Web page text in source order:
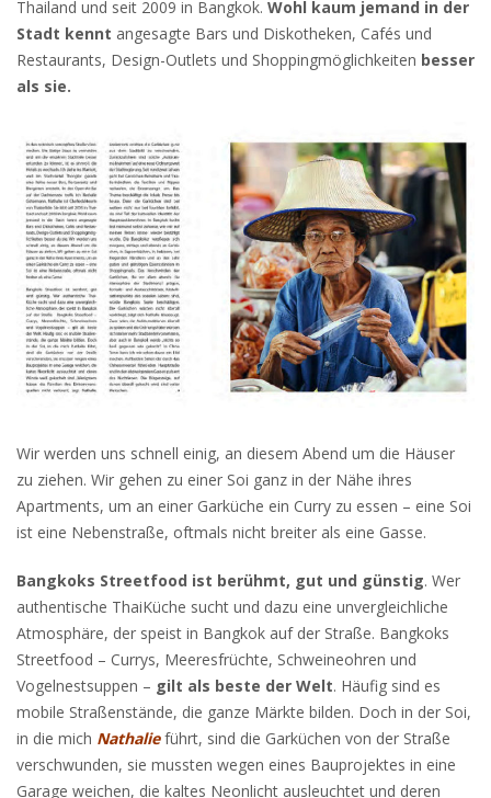
Thailand und seit 2009 in Bangkok. Wohl kaum jemand in der
Stadt kennt angesagte Bars und Diskotheken, Cafés und
Restaurants, Design-Outlets und Shoppingmöglichkeiten besser
als sie.
Wir werden uns schnell einig, an diesem Abend um die Häuser
zu ziehen. Wir gehen zu einer Soi ganz in der Nähe ihres
Apartments, um an einer Garküche ein Curry zu essen – eine Soi
ist eine Nebenstraße, oftmals nicht breiter als eine Gasse.
Bangkoks Streetfood ist berühmt, gut und günstig. Wer
authentische ThaiKüche sucht und dazu eine unvergleichliche
Atmosphäre, der speist in Bangkok auf der Straße. Bangkoks
Streetfood – Currys, Meeresfrüchte, Schweineohren und
Vogelnestsuppen – gilt als beste der Welt. Häufig sind es
mobile Straßenstände, die ganze Märkte bilden. Doch in der Soi,
in die mich Nathalieführt, sind die Garküchen von der Straße
verschwunden, sie mussten wegen eines Bauprojektes in eine
Garage weichen, die kaltes Neonlicht ausleuchtet und deren